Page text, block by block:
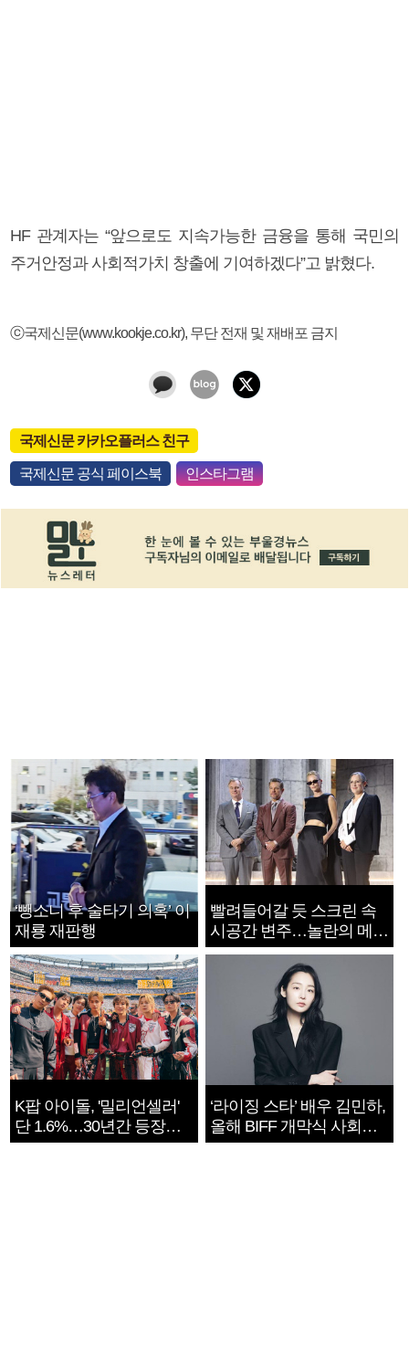
HF 관계자는 “앞으로도 지속가능한 금융을 통해 국민의
주거안정과 사회적가치 창출에 기여하겠다”고 밝혔다.
ⓒ국제신문(www.kookje.co.kr), 무단 전재 및 재배포 금지
국제신문 카카오플러스 친구
국제신문 공식 페이스북 인스타그램
‘뺑소니 후 술타기 의혹’ 이
재룡 재판행
빨려들어갈 듯 스크린 속
시공간 변주…놀란의 메시
지는 ‘전쟁 속죄’
K팝 아이돌, '밀리언셀러'
단 1.6%…30년간 등장
1182개팀 전수조사
‘라이징 스타’ 배우 김민하,
올해 BIFF 개막식 사회자
확정